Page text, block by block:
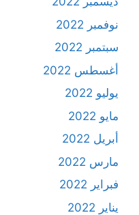
نوفمبر 2022
سبتمبر 2022
أغسطس 2022
يوليو 2022
مايو 2022
أبريل 2022
مارس 2022
فبراير 2022
يناير 2022